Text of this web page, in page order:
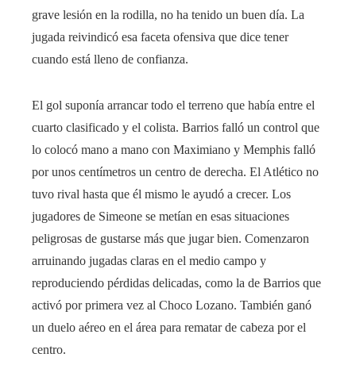
grave lesión en la rodilla, no ha tenido un buen día. La
jugada reivindicó esa faceta ofensiva que dice tener
cuando está lleno de confianza.
El gol suponía arrancar todo el terreno que había entre el
cuarto clasificado y el colista. Barrios falló un control que
lo colocó mano a mano con Maximiano y Memphis falló
por unos centímetros un centro de derecha. El Atlético no
tuvo rival hasta que él mismo le ayudó a crecer. Los
jugadores de Simeone se metían en esas situaciones
peligrosas de gustarse más que jugar bien. Comenzaron
arruinando jugadas claras en el medio campo y
reproduciendo pérdidas delicadas, como la de Barrios que
activó por primera vez al Choco Lozano. También ganó
un duelo aéreo en el área para rematar de cabeza por el
centro.